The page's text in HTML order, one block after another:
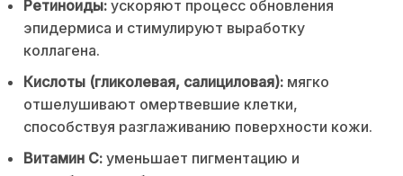
Ретиноиды: ускоряют процесс обновления
эпидермиса и стимулируют выработку
коллагена.
Кислоты (гликолевая, салициловая): мягко
отшелушивают омертвевшие клетки,
способствуя разглаживанию поверхности кожи.
Витамин С: уменьшает пигментацию и